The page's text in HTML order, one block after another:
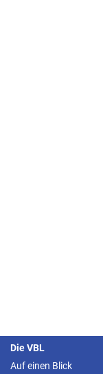
Die VBL
Auf einen Blick